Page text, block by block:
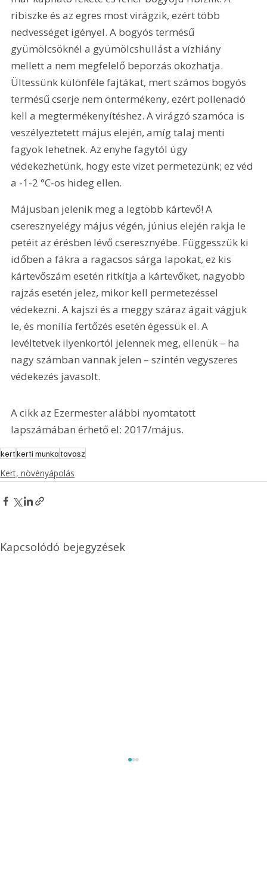
ribiszke és az egres most virágzik, ezért több
nedvességet igényel. A bogyós termésű
gyümölcsöknél a gyümölcshullást a vízhiány
mellett a nem megfelelő beporzás okozhatja.
Ültessünk különféle fajtákat, mert számos bogyós
termésű cserje nem öntermékeny, ezért pollenadó
kell a megtermékenyítéshez. A virágzó szamóca is
veszélyeztetett május elején, amíg talaj menti
fagyok lehetnek. Az enyhe fagytól úgy
védekezhetünk, hogy este vizet permetezünk; ez véd
a -1-2 °C-os hideg ellen.
Májusban jelenik meg a legtöbb kártevő! A
cseresznyelégy május végén, június elején rakja le
petéit az érésben lévő cseresznyébe. Függesszük ki
időben a fákra a ragacsos sárga lapokat, ez kis
kártevőszám esetén ritkítja a kártevőket, nagyobb
rajzás esetén jelez, mikor kell permetezéssel
védekezni. A kajszi és a meggy száraz ágait vágjuk
le, és monília fertőzés esetén égessük el. A
levéltetvek ilyenkortól jelennek meg, ellenük – ha
nagy számban vannak jelen – szintén vegyszeres
védekezés javasolt.
A cikk az Ezermester alábbi nyomtatott
lapszámában érhető el: 2017/május.
kertkerti munkatavasz
Kert, növényápolás
Kapcsolódó bejegyzések